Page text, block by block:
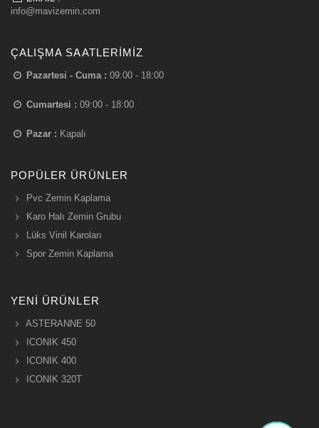
info@mavizemin.com
ÇALIŞMA SAATLERIMIZ
Pazartesi - Cuma : 09:00 - 18:00
Cumartesi : 09:00 - 18:00
Pazar : Kapalı
POPÜLER ÜRÜNLER
Pvc Zemin Kaplama
Karo Halı Zemin Grubu
Lüks Vinil Karoları
Spor Zemin Kaplama
YENI ÜRÜNLER
ASTERANNE 50
ICONIK 450
ICONIK 400
ICONIK 320T